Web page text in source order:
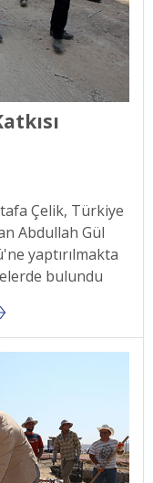
Çelik, Türkiye
Abdullah Gül
yaptırılmakta
bulundu